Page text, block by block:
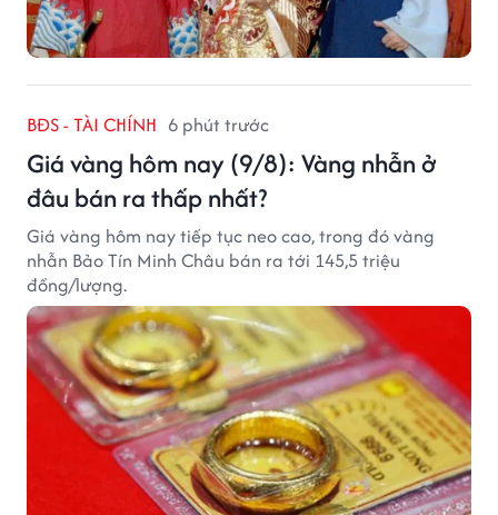
BĐS - TÀI CHÍNH 6 phút trước
Giá vàng hôm nay (9/8): Vàng nhẫn ở
đâu bán ra thấp nhất?
Giá vàng hôm nay tiếp tục neo cao, trong đó vàng
nhẫn Bảo Tín Minh Châu bán ra tới 145,5 triệu
đồng/lượng.